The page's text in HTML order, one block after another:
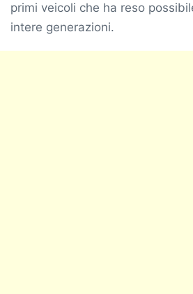
primi veicoli che ha reso
intere generazioni.